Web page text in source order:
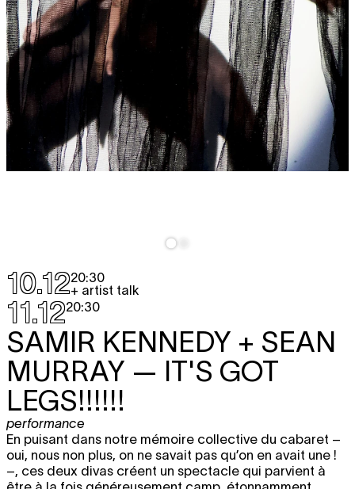
10.1220:30
+ artist talk
11.1220:30
SAMIR KENNEDY + SEAN
MURRAY — IT'S GOT
LEGS!!!!!!
performance
En puisant dans notre mémoire collective du cabaret –
oui, nous non plus, on ne savait pas qu’on en avait une !
–, ces deux divas créent un spectacle qui parvient à